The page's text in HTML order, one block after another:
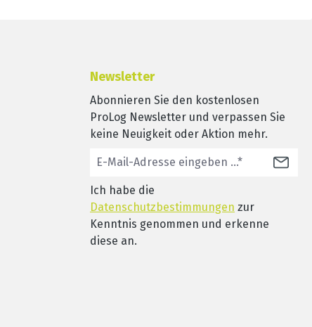
Newsletter
Abonnieren Sie den kostenlosen
ProLog Newsletter und verpassen Sie
keine Neuigkeit oder Aktion mehr.
Ich habe die
Datenschutzbestimmungen zur
Kenntnis genommen und erkenne
diese an.